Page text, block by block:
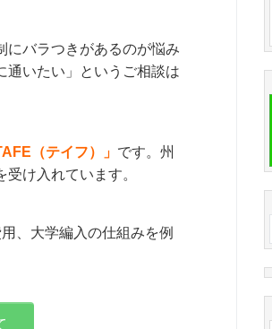
にバラつきがあるのが悩み
通いたい」というご相談は
（テイフ）」 です。州
け入れています。
、大学編入の仕組みを例